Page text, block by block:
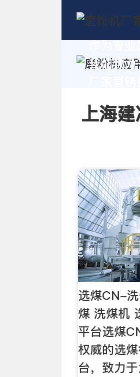
我们致力
上海
选煤CN-
煤 洗煤机
平台选煤
权威的选
台，致力